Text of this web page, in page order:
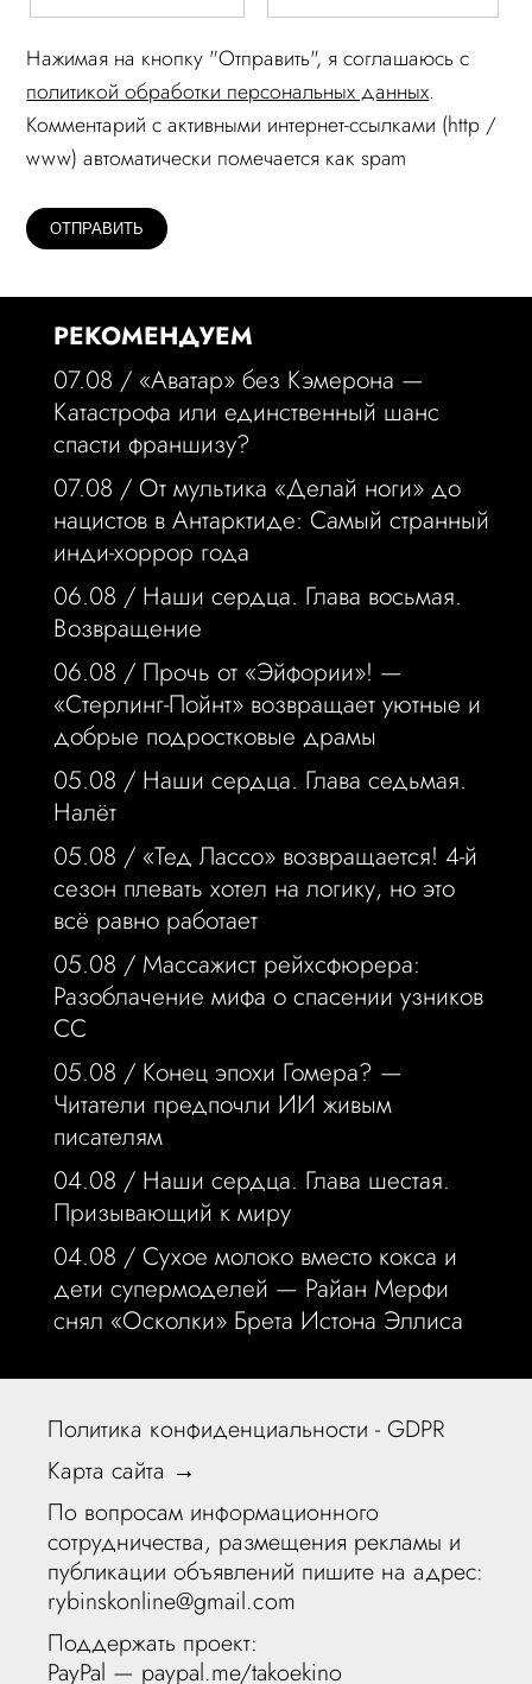
Нажимая на кнопку "Отправить", я соглашаюсь c
политикой обработки персональных данных.
Комментарий c активными интернет-ссылками (http /
www) автоматически помечается как spam
РЕКОМЕНДУЕМ
07.08 / «Аватар» без Кэмерона —
Катастрофа или единственный шанс
спасти франшизу?
07.08 / От мультика «Делай ноги» до
нацистов в Антарктиде: Самый странный
инди-хоррор года
06.08 / Наши сердца. Глава восьмая.
Возвращение
06.08 / Прочь от «Эйфории»! —
«Стерлинг-Пойнт» возвращает уютные и
добрые подростковые драмы
05.08 / Наши сердца. Глава седьмая.
Налёт
05.08 / «Тед Лассо» возвращается! 4-й
сезон плевать хотел на логику, но это
всё равно работает
05.08 / Массажист рейхсфюрера:
Разоблачение мифа о спасении узников
СС
05.08 / Конец эпохи Гомера? —
Читатели предпочли ИИ живым
писателям
04.08 / Наши сердца. Глава шестая.
Призывающий к миру
04.08 / Сухое молоко вместо кокса и
дети супермоделей — Райан Мерфи
снял «Осколки» Брета Истона Эллиса
Политика конфиденциальности - GDPR
Карта сайта →
По вопросам информационного
сотрудничества, размещения рекламы и
публикации объявлений пишите на адрес:
rybinskonline@gmail.com
Поддержать проект:
PayPal — paypal.me/takoekino